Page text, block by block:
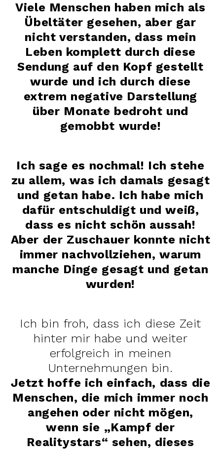
Viele Menschen haben mich als
Übeltäter gesehen, aber gar
nicht verstanden, dass mein
Leben komplett durch diese
Sendung auf den Kopf gestellt
wurde und ich durch diese
extrem negative Darstellung
über Monate bedroht und
gemobbt wurde!
Ich sage es nochmal! Ich stehe
zu allem, was ich damals gesagt
und getan habe. Ich habe mich
dafür entschuldigt und weiß,
dass es nicht schön aussah!
Aber der Zuschauer konnte nicht
immer nachvollziehen, warum
manche Dinge gesagt und getan
wurden!
Ich bin froh, dass ich diese Zeit
hinter mir habe und weiter
erfolgreich in meinen
Unternehmungen bin.
Jetzt hoffe ich einfach, dass die
Menschen, die mich immer noch
angehen oder nicht mögen,
wenn sie „Kampf der
Realitystars“ sehen, dieses